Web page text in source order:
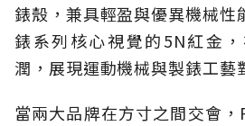
錶殼，兼具輕盈與優異機械性
錶系列核心視覺的5N紅金
潤，展現運動機械與製錶工藝
當兩大品牌在方寸之間交會